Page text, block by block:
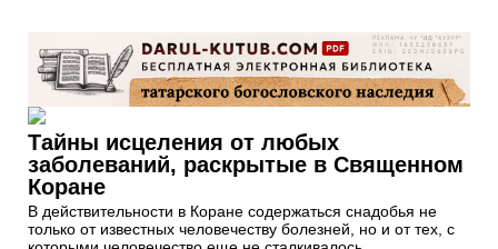
Тайны исцеления от любых
заболеваний, раскрытые в Священном
Коране
В действительности в Коране содержаться снадобья не
только от известных человечеству болезней, но и от тех, с